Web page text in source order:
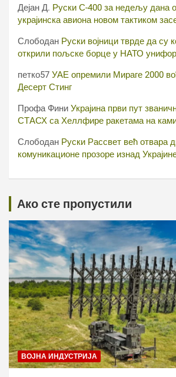
Дејан Д. Руски С-400 за недељу дана
украјинска авиона новом тактиком
Слободан Руски војници тврде да су
открили пољске борце у НАТО
петко57 УАЕ опремили Мираге 2000
Десерт Стинг
Профа Фини Украјина први пут
СТАСХ са Хеллфире ракетама на
Слободан Руски Рассвет већ отвара
комуникационе прозоре изнад
Ако сте пропустили
ВОЈНА ИНДУСТРИЈА